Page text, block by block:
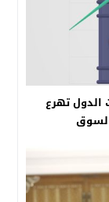
وعشرات الدول تهرع
السوق